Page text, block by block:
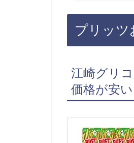
プリッツ
江崎グリ
価格が安